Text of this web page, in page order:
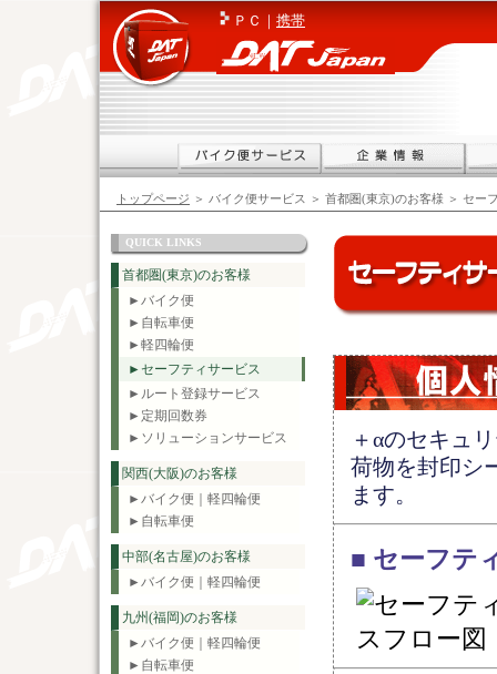
ＰＣ｜ 携帯
トップページ ＞ バイク便サービス ＞ 首都圏(東京)のお客様 ＞ セー
＋αのセキュ
荷物を封印シ
ます。
■ セーフテ
QUICK LINKS
首都圏(東京)のお客様
►バイク便
►自転車便
►軽四輪便
►セーフティサービス
►ルート登録サービス
►定期回数券
►ソリューションサービス
関西(大阪)のお客様
►バイク便｜軽四輪便
►自転車便
中部(名古屋)のお客様
►バイク便｜軽四輪便
九州(福岡)のお客様
►バイク便｜軽四輪便
►自転車便